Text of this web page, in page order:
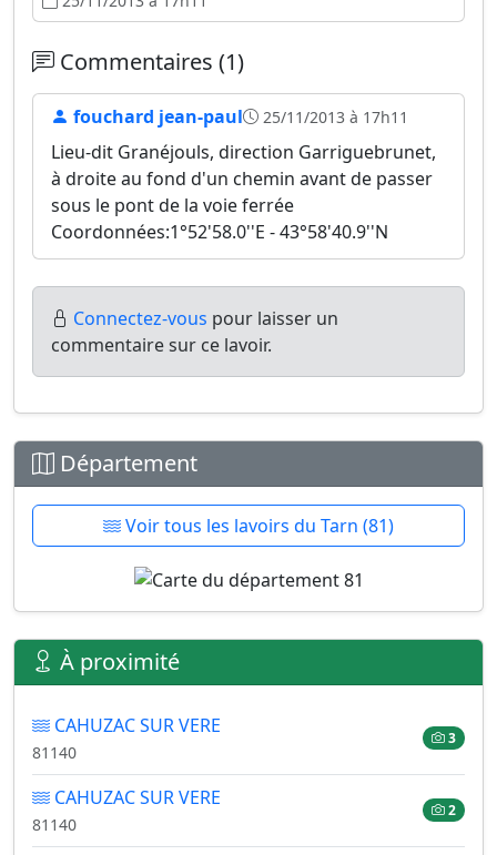
Commentaires (1)
fouchard jean-paul 25/11/2013 à 17h11
Lieu-dit Granéjouls, direction Garriguebrunet,
à droite au fond d'un chemin avant de passer
sous le pont de la voie ferrée
Coordonnées:1°52'58.0''E - 43°58'40.9''N
Connectez-vous pour laisser un
commentaire sur ce lavoir.
Département
Voir tous les lavoirs du Tarn (81)
À proximité
CAHUZAC SUR VERE
81140
3
CAHUZAC SUR VERE
81140
2